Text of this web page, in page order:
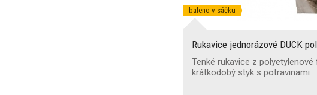
baleno v sáčku
Rukavice jednorázové DUCK
Tenké rukavice z
krátkodobý styk s potravinami